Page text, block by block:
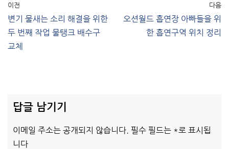
이전
변기 물새는 소리 해결을 위한
두 번째 작업 물탱크 배수구
교체
다음
오션월드 흡연장 아빠들을 위
한 흡연구역 위치 정리
답글 남기기
이메일 주소는 공개되지 않습니다. 필수 필드는 *로 표시됩
니다